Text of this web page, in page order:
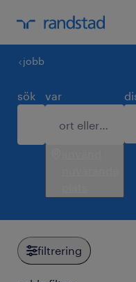
jobb
sök var
filtrering